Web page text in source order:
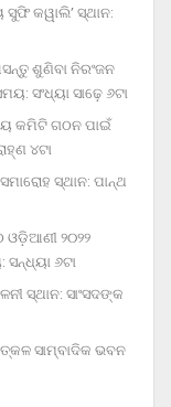
ସୁଫି କୱାଲି’ ସ୍ଥାନ:
ଶୁଣିବା ନିରଂଜନ
ସଂଧ୍ୟା ସାଢ଼େ ୬ଟା
କମିଟି ଗଠନ ପାଇଁ
୪ଟା
ସ୍ଥାନ: ପାନ୍ଥ
୨୦୨୨
୬ଟା
ସ୍ଥାନ: ସାଂସଦଙ୍କ
ସାମ୍ବାଦିକ ଭବନ